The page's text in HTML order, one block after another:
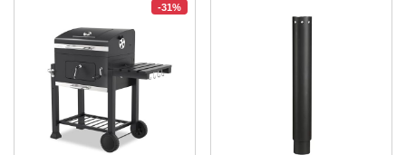
Gewebe Grill-
-31%